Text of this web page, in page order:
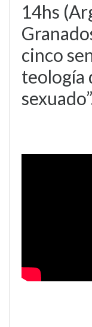
14hs
cinco
teología